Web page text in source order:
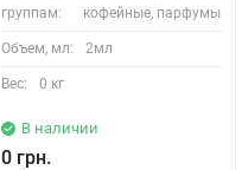
группам:
кофейные, парфумы
Объем, мл: 2мл
Вес: 0 кг
В наличии
0 грн.